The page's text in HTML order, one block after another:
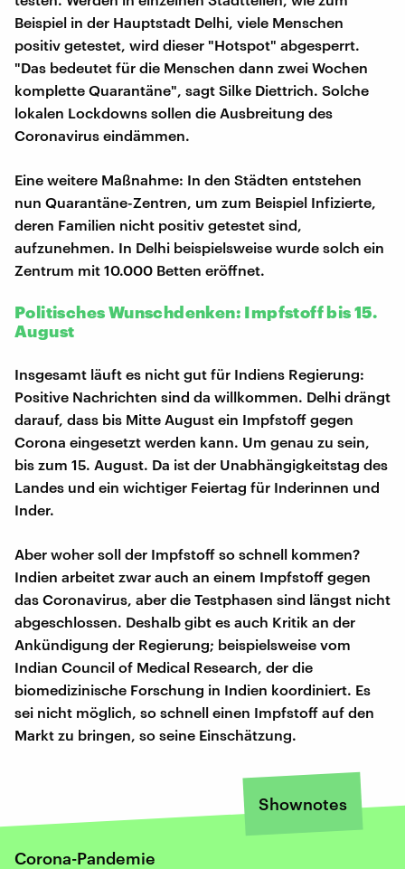
Beispiel in der Hauptstadt Delhi, viele Menschen
positiv getestet, wird dieser "Hotspot" abgesperrt.
"Das bedeutet für die Menschen dann zwei Wochen
komplette Quarantäne", sagt Silke Diettrich. Solche
lokalen Lockdowns sollen die Ausbreitung des
Coronavirus eindämmen.
Eine weitere Maßnahme: In den Städten entstehen
nun Quarantäne-Zentren, um zum Beispiel Infizierte,
deren Familien nicht positiv getestet sind,
aufzunehmen. In Delhi beispielsweise wurde solch ein
Zentrum mit 10.000 Betten eröffnet.
Politisches Wunschdenken: Impfstoff bis 15.
August
Insgesamt läuft es nicht gut für Indiens Regierung:
Positive Nachrichten sind da willkommen. Delhi drängt
darauf, dass bis Mitte August ein Impfstoff gegen
Corona eingesetzt werden kann. Um genau zu sein,
bis zum 15. August. Da ist der Unabhängigkeitstag des
Landes und ein wichtiger Feiertag für Inderinnen und
Inder.
Aber woher soll der Impfstoff so schnell kommen?
Indien arbeitet zwar auch an einem Impfstoff gegen
das Coronavirus, aber die Testphasen sind längst nicht
abgeschlossen. Deshalb gibt es auch Kritik an der
Ankündigung der Regierung; beispielsweise vom
Indian Council of Medical Research, der die
biomedizinische Forschung in Indien koordiniert. Es
sei nicht möglich, so schnell einen Impfstoff auf den
Markt zu bringen, so seine Einschätzung.
Shownotes
Corona-Pandemie